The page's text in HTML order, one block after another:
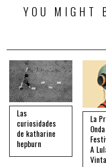
YOU MIGHT
Las
curiosidades
de katharine
hepburn
La
A